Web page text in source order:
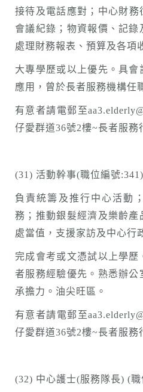
接待及電話應對；中心財務
會議紀錄；物資報價、記
處理財務報表、預算及各項
大專學歷或以上優先。具
應用，曾於長者服務機構任
有意者請電郵至
仔愛群道36號2樓~長者服務
(31) 活動幹事(職位編號:341)
負責統籌及推行中心活動
務；推動銀髮經濟及樂齡
處當值，支援家訪及中心行
完成會考或文憑試以上學
者服務經驗優先。熟悉辦
承擔力。油尖旺區。
有意者請電郵至
仔愛群道36號2樓~長者服務
(32) 中心護士(服務隊長) (